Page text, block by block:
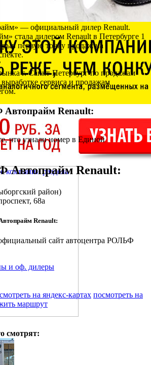
— официальный дилер Renault.
стала дилером Renault в Петербурге 1
первую точку продаж на
г. Санкт-Петербург по продажам
сервиса и продажам
Renault:
что узнали номер в Единой
Автопрайм Renault:
район)
68а
Renault:
сайт автоцентра РОЛЬФ
и оф. дилеры
на яндекс-картах посмотреть на
маршрут
смотрят: